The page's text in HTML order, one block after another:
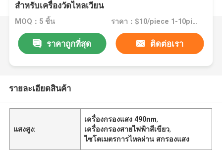
สําหรับเครื่องวัดไหลเวียน
MOQ：5 ชิ้น ราคา：$10/piece 1-10pieces; $9/piece 11-50pieces; $8/piece >=51pieces
ราคาถูกที่สุด ติดต่อเรา
รายละเอียดสินค้า
แสงสูง:
เครื่องกรองแสง 490nm,
เครื่องกรองสายไฟฟ้าสีเขียว,
ไซโตเมตรการไหลผ่าน สกรองแสง